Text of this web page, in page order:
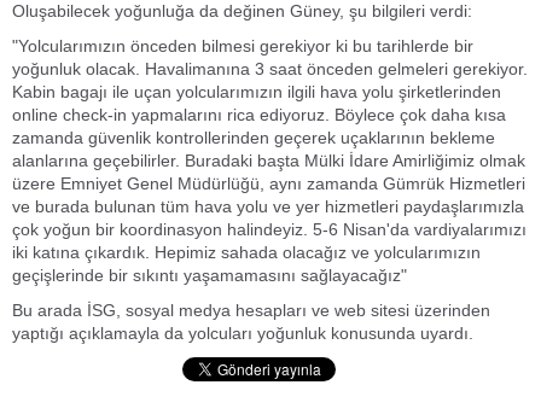
Oluşabilecek yoğunluğa da değinen Güney, şu bilgileri verdi:
"Yolcularımızın önceden bilmesi gerekiyor ki bu tarihlerde bir
yoğunluk olacak. Havalimanına 3 saat önceden gelmeleri gerekiyor.
Kabin bagajı ile uçan yolcularımızın ilgili hava yolu şirketlerinden
online check-in yapmalarını rica ediyoruz. Böylece çok daha kısa
zamanda güvenlik kontrollerinden geçerek uçaklarının bekleme
alanlarına geçebilirler. Buradaki başta Mülki İdare Amirliğimiz olmak
üzere Emniyet Genel Müdürlüğü, aynı zamanda Gümrük Hizmetleri
ve burada bulunan tüm hava yolu ve yer hizmetleri paydaşlarımızla
çok yoğun bir koordinasyon halindeyiz. 5-6 Nisan'da vardiyalarımızı
iki katına çıkardık. Hepimiz sahada olacağız ve yolcularımızın
geçişlerinde bir sıkıntı yaşamamasını sağlayacağız"
Bu arada İSG, sosyal medya hesapları ve web sitesi üzerinden
yaptığı açıklamayla da yolcuları yoğunluk konusunda uyardı.